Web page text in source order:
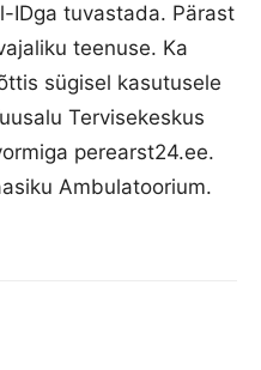
IDga tuvastada. Pärast
teenuse. Ka
sügisel kasutusele
Tervisekeskus
perearst24.ee.
Ambulatoorium.